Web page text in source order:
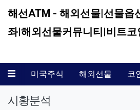
해선ATM - 해외선물|선물옵
좌|해외선물커뮤니티|비트
메뉴 미국주식 해외선물 코
시황분석